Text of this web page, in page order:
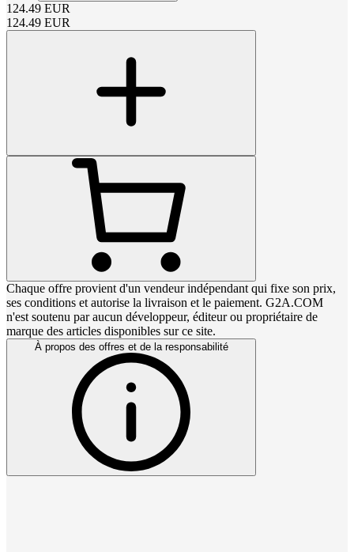
124.49 EUR
124.49 EUR
Chaque offre provient d'un vendeur indépendant qui fixe son prix,
ses conditions et autorise la livraison et le paiement. G2A.COM
n'est soutenu par aucun développeur, éditeur ou propriétaire de
marque des articles disponibles sur ce site.
À propos des offres et de la responsabilité